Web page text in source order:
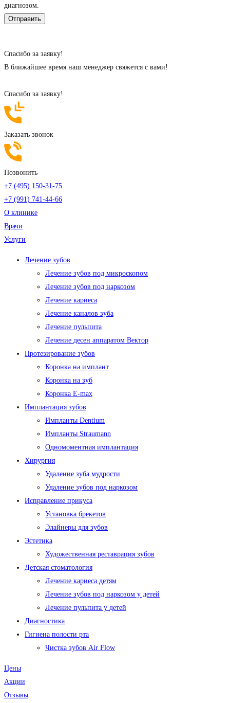
диагнозом.
Cпасибо за заявку!
В ближайшее время наш менеджер свяжется с вами!
Cпасибо за заявку!
Заказать звонок
Позвонить
+7 (495) 150-31-75
+7 (991) 741-44-66
О клинике
Врачи
Услуги
Лечение зубов
Лечение зубов под микроскопом
Лечение зубов под наркозом
Лечение кариеса
Лечение каналов зуба
Лечение пульпита
Лечение десен аппаратом Вектор
Протезирование зубов
Коронка на имплант
Коронка на зуб
Коронка E-max
Имплантация зубов
Импланты Dentium
Импланты Straumann
Одномоментная имплантация
Хирургия
Удаление зуба мудрости
Удаление зубов под наркозом
Исправление прикуса
Установка брекетов
Элайнеры для зубов
Эстетика
Художественная реставрация зубов
Детская стоматология
Лечение кариеса детям
Лечение зубов под наркозом у детей
Лечение пульпита у детей
Диагностика
Гигиена полости рта
Чистка зубов Air Flow
Цены
Акции
Отзывы